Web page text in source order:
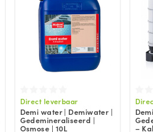
Direct leverbaar
Demi water | Demiwater |
Gedemineraliseerd |
Osmose | 10L
–